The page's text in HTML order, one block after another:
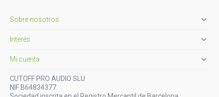
Sobre nosotros 
Interés 
Mi cuenta 
CUTOFF PRO AUDIO SLU
NIF B64834377